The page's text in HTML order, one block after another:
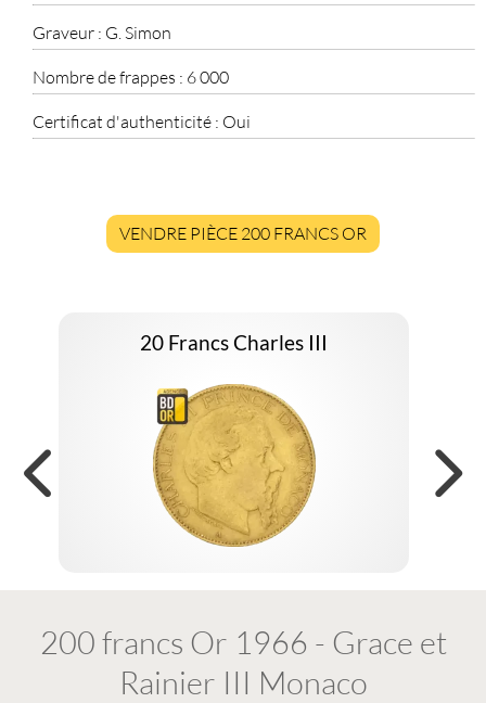
Graveur : G. Simon
Nombre de frappes : 6 000
Certificat d'authenticité : Oui
VENDRE PIÈCE 200 FRANCS OR
20 Francs Charles III
200 francs Or 1966 - Grace et
Rainier III Monaco